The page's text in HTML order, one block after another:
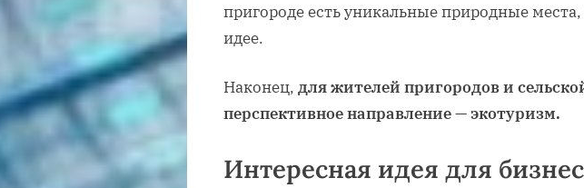
пригороде есть уникальные природные
идее.
Наконец, для жителей пригородов и
перспективное направление — экотуризм.
Интересная идея для